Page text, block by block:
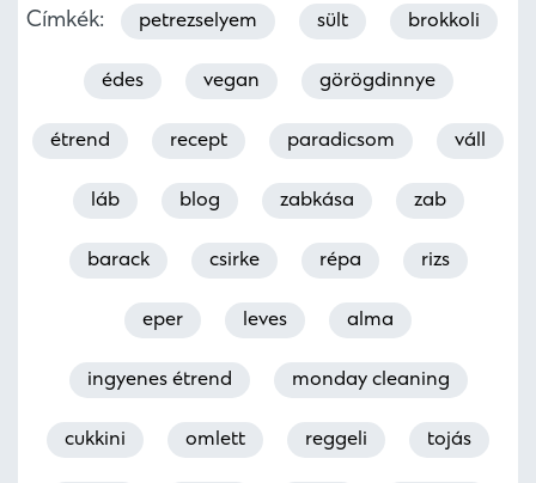
Címkék: petrezselyem sült brokkoli
édes vegan görögdinnye
étrend recept paradicsom váll
láb blog zabkása zab
barack csirke répa rizs
eper leves alma
ingyenes étrend monday cleaning
cukkini omlett reggeli tojás